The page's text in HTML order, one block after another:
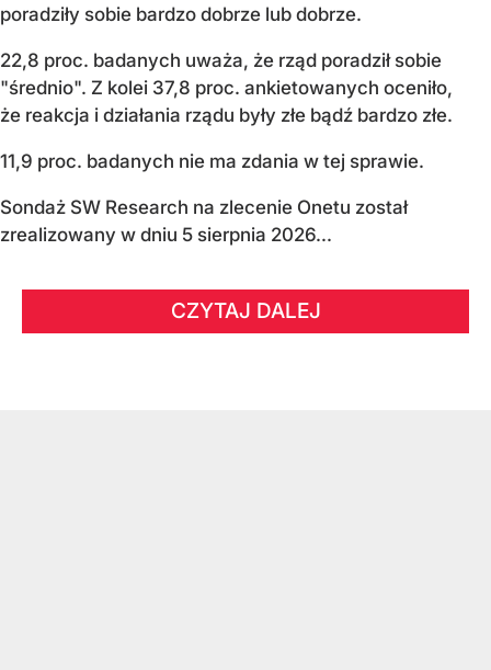
poradziły sobie bardzo dobrze lub dobrze.
22,8 proc. badanych uważa, że rząd poradził sobie
"średnio". Z kolei 37,8 proc. ankietowanych oceniło,
że reakcja i działania rządu były złe bądź bardzo złe.
11,9 proc. badanych nie ma zdania w tej sprawie.
Sondaż SW Research na zlecenie Onetu został
zrealizowany w dniu 5 sierpnia 2026...
CZYTAJ DALEJ